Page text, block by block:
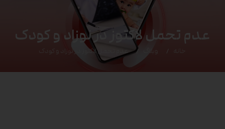
عدم تحمل لاکتوز در نوزاد و کودک
وبلاگ عدم تحمل لاکتوز در نوزاد و کودک